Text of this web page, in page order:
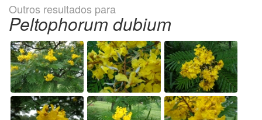
Outros resultados para
Peltophorum dubium